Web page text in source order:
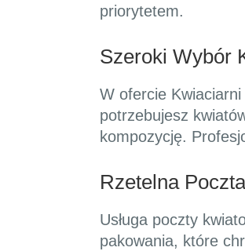
priorytetem.
Szeroki Wybór
W ofercie
potrzebujesz
kompozycję.
Rzetelna
Usługa poczty
pakowania, które